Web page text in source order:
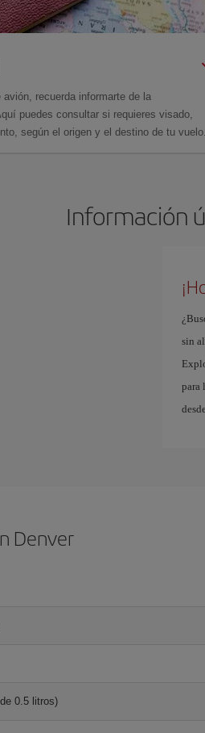
recuerda informarte de la
puedes consultar si requieres visado,
según el origen y el destino de tu vuelo.
Información
sin
para
Denver
0.5 litros)